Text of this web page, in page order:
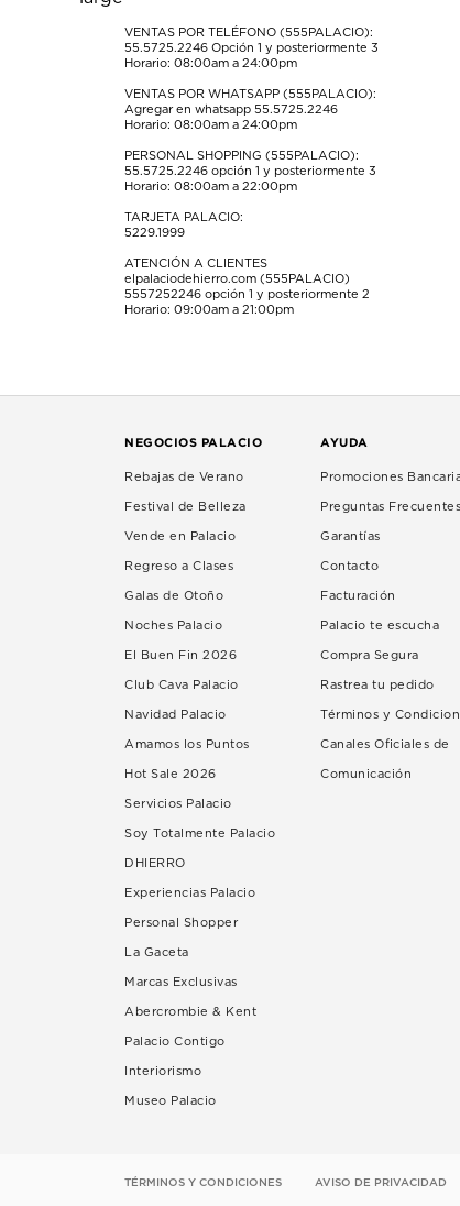
abrirá
formulario
envío.
el
formulario
envío.
el
formulario
envío.
el
formulario
envío.
el
formulario
envío.
VENTAS POR TELÉFONO (555PALACIO):
55.5725.2246 Opción 1 y posteriormente 3
Horario: 08:00am a 24:00pm
VENTAS POR WHATSAPP (555PALACIO):
Agregar en whatsapp 55.5725.2246
Horario: 08:00am a 24:00pm
PERSONAL SHOPPING (555PALACIO):
55.5725.2246 opción 1 y posteriormente 3
Horario: 08:00am a 22:00pm
TARJETA PALACIO:
5229.1999
ATENCIÓN A CLIENTES
elpalaciodehierro.com (555PALACIO)
5557252246 opción 1 y posteriormente 2
Horario: 09:00am a 21:00pm
NEGOCIOS PALACIO
Rebajas de Verano
Festival de Belleza
Vende en Palacio
Regreso a Clases
Galas de Otoño
Noches Palacio
El Buen Fin 2026
Club Cava Palacio
Navidad Palacio
Amamos los Puntos
Hot Sale 2026
Servicios Palacio
Soy Totalmente Palacio
DHIERRO
Experiencias Palacio
Personal Shopper
La Gaceta
Marcas Exclusivas
Abercrombie & Kent
Palacio Contigo
Interiorismo
Museo Palacio
AYUDA
Promociones
Preguntas Frecuentes
Garantías
Contacto
Facturación
Palacio te escucha
Compra Segura
Rastrea tu pedido
Términos y
Canales Oficiales de
Comunicación
TÉRMINOS Y CONDICIONES AVISO DE PRIVACIDAD